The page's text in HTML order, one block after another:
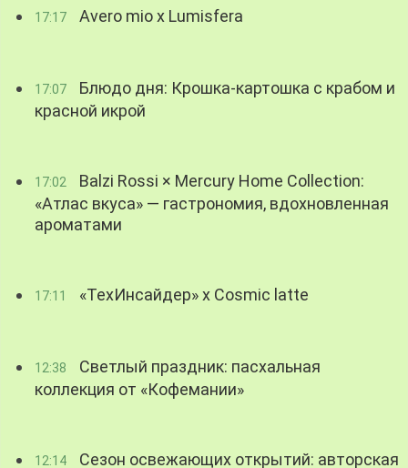
17:17 Avero mio x Lumisfera
17:07
Блюдо дня: Крошка-картошка с крабом и
красной икрой
17:02
Balzi Rossi × Mercury Home Collection:
«Атлас вкуса» — гастрономия, вдохновленная
ароматами
17:11 «ТехИнсайдер» х Cosmic latte
12:38
Светлый праздник: пасхальная
коллекция от «Кофемании»
12:14 Сезон освежающих открытий: авторская